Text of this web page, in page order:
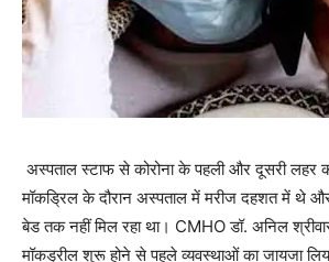
अस्पताल स्टाफ से कोरोना के पहली और दूसरी लहर
मॉकड्रिल के दौरान अस्पताल में मरीज दहशत में थे
बेड तक नहीं मिल रहा था। CMHO डॉ. अनिल
मॉकड्रील शुरू होने से पहले व्यवस्थाओं का जायजा